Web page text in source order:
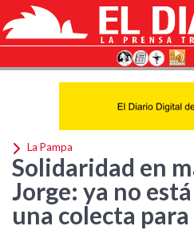
La Pampa
Solidaridad en
Jorge: ya no
una colecta